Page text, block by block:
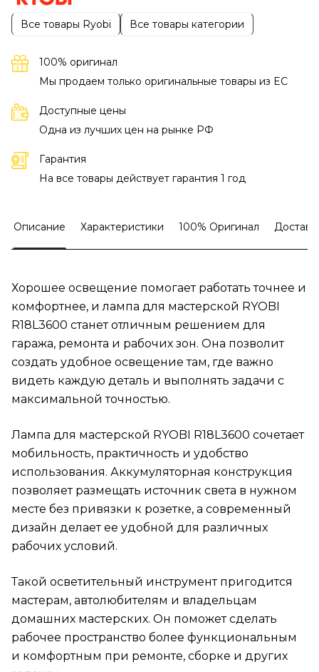
Все товары Ryobi Все товары категории
100% оригинал
Мы продаем только оригинальные товары из EC
Доступные цены
Одна из лучших цен на рынке РФ
Гарантия
На все товары действует гарантия 1 год
Описание Характеристики 100% Оригинал
Хорошее освещение помогает работать точнее и
комфортнее, и лампа для мастерской RYOBI
R18L3600 станет отличным решением для
гаража, ремонта и рабочих зон. Она позволит
создать удобное освещение там, где важно
видеть каждую деталь и выполнять задачи с
максимальной точностью.
Лампа для мастерской RYOBI R18L3600 сочетает
мобильность, практичность и удобство
использования. Аккумуляторная конструкция
позволяет размещать источник света в нужном
месте без привязки к розетке, а современный
дизайн делает ее удобной для различных
рабочих условий.
Такой осветительный инструмент пригодится
мастерам, автолюбителям и владельцам
домашних мастерских. Он поможет сделать
рабочее пространство более функциональным
и комфортным при ремонте, сборке и других